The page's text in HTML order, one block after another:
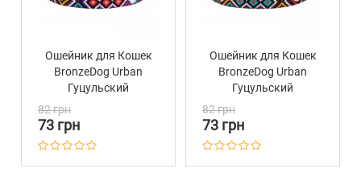
Ошейник для Кошек
BronzeDog Urban
Гуцульский
Пластиковой
Колокольчиком
Фиолетовый
82 грн
73 грн
Ошейник для Кошек
BronzeDog Urban
Гуцульский
Пластиковой
Колокольчиком
Ментол
82 грн
73 грн